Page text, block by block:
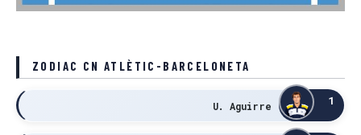
ZODIAC CN ATLÈTIC-BARCELONETA
U. Aguirre 1